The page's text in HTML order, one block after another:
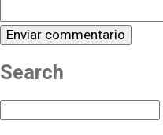
Search